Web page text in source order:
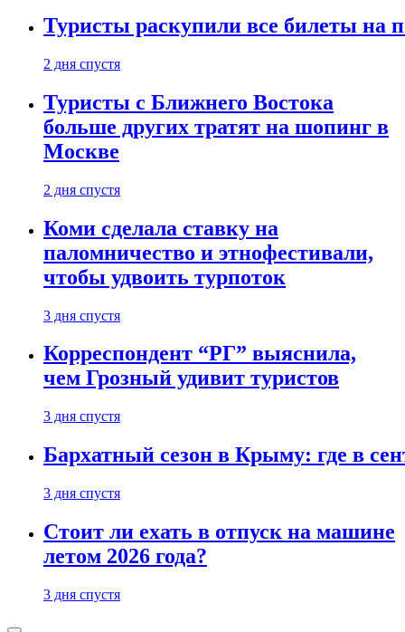
Туристы раскупили все билеты на
2 дня спустя
Туристы с Ближнего Востока
больше других тратят на шопинг в
Москве
2 дня спустя
Коми сделала ставку на
паломничество и этнофестивали,
чтобы удвоить турпоток
3 дня спустя
Корреспондент “РГ” выяснила,
чем Грозный удивит туристов
3 дня спустя
Бархатный сезон в Крыму: где в
3 дня спустя
Стоит ли ехать в отпуск на машине
летом 2026 года?
3 дня спустя